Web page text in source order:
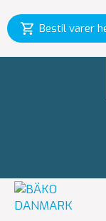
Bestil varer